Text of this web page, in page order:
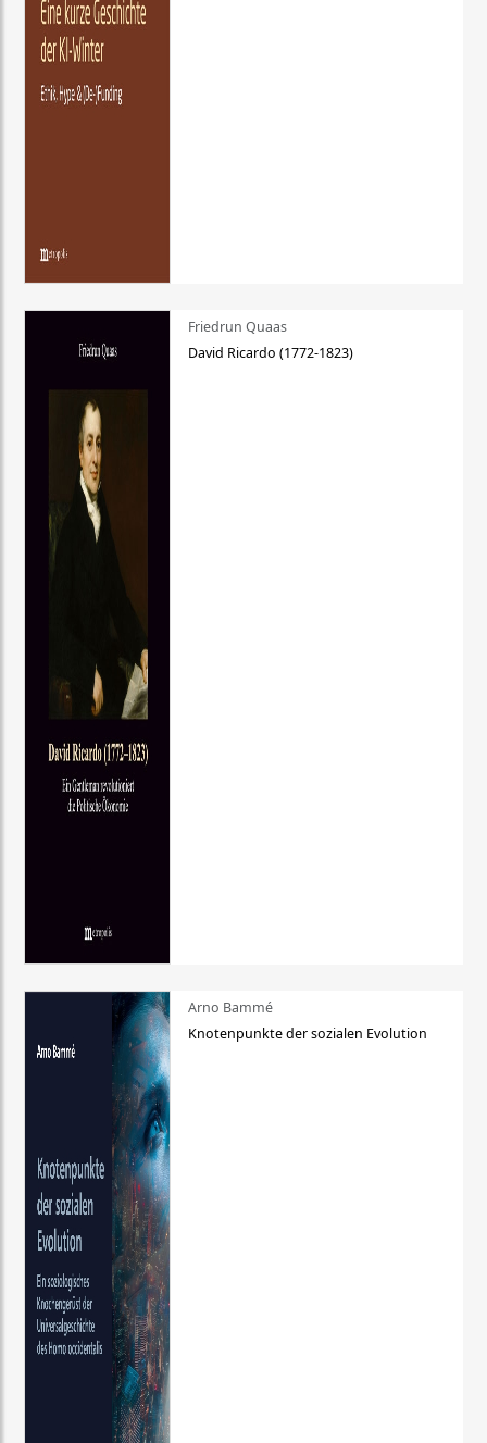
Friedrun Quaas
David Ricardo (1772-1823)
Arno Bammé
Knotenpunkte der sozialen Evolution